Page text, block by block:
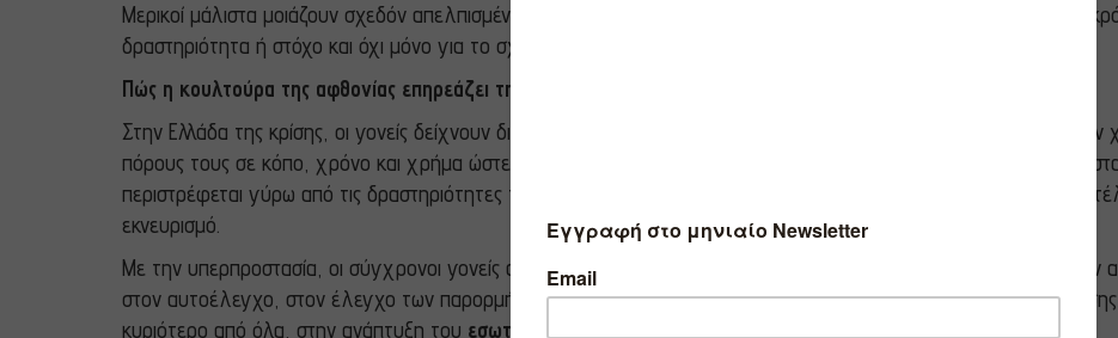
Μερικοί μάλιστα μοιάζουν σχεδόν απελπισμένοι γιατί όπως λένε, τα παιδιά τους δείχνουν να μην έχουν το
δραστηριότητα ή στόχο και όχι μόνο για το σχολείο.
Πώς η κουλτούρα της αφθονίας επηρεάζει την ανάπτυξη του Εαυτού στα παιδιά
Στην Ελλάδα της κρίσης, οι γονείς δείχνουν διατεθειμένοι να προσφέρουν τα πάντα στα βλαστάρια τους. Ξοδεύουν
πόρους τους σε κόπο, χρόνο και χρήμα ώστε εκείνα να προοδεύσουν. Συχνά οι γονείς εγκλωβίζονται σε μια
περιστρέφεται γύρω από τις δραστηριότητες των παιδιών ενώ αδυνατούν να βρουν χρόνο για τους ίδιους, με
εκνευρισμό.
Με την υπερπροστασία, οι σύγχρονοι γονείς αφαιρούν από τα παιδιά το προνόμιο της αυτοδιαχείρισης. Τα
στον αυτοέλεγχο, στον έλεγχο των παρορμήσεων, στην ανοχή της απογοήτευσης, στην αναβολή της
κυριότερο από όλα, στην ανάπτυξη του εσωτερικού κινήτρου